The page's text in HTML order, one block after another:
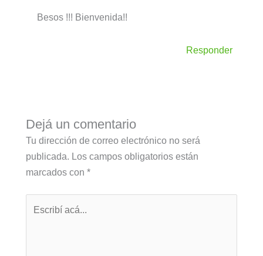
Besos !!! Bienvenida!!
Responder
Dejá un comentario
Tu dirección de correo electrónico no será
publicada. Los campos obligatorios están
marcados con *